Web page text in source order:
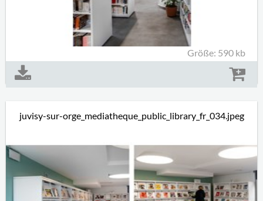
Größe: 590 kb
juvisy-sur-orge_mediatheque_public_library_fr_034.jpeg